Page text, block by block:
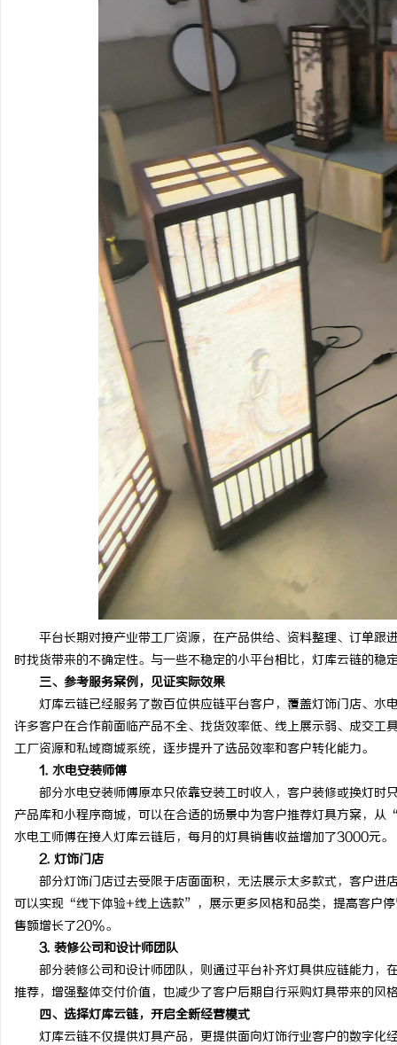
平台长期对接产业带工厂资源，在产品供给、资料整理、订单跟
时找货带来的不确定性。与一些不稳定的小平台相比，灯库云链的稳
三、参考服务案例，见证实际效果
灯库云链已经服务了数百位供应链平台客户，覆盖灯饰门店、水
许多客户在合作前面临产品不全、找货效率低、线上展示弱、成交
工厂资源和私域商城系统，逐步提升了选品效率和客户转化能力。
1. 水电安装师傅
部分水电安装师傅原本只依靠安装工时收入，客户装修或换灯时
产品库和小程序商城，可以在合适的场景中为客户推荐灯具方案，
水电工师傅在接入灯库云链后，每月的灯具销售收益增加了3000元。
2. 灯饰门店
部分灯饰门店过去受限于店面面积，无法展示太多款式，客户进
可以实现“线下体验+线上选款”，展示更多风格和品类，提高客户
售额增长了20%。
3. 装修公司和设计师团队
部分装修公司和设计师团队，则通过平台补齐灯具供应链能力，
推荐，增强整体交付价值，也减少了客户后期自行采购灯具带来的风
四、选择灯库云链，开启全新经营模式
灯库云链不仅提供灯具产品，更提供面向灯饰行业客户的数字化